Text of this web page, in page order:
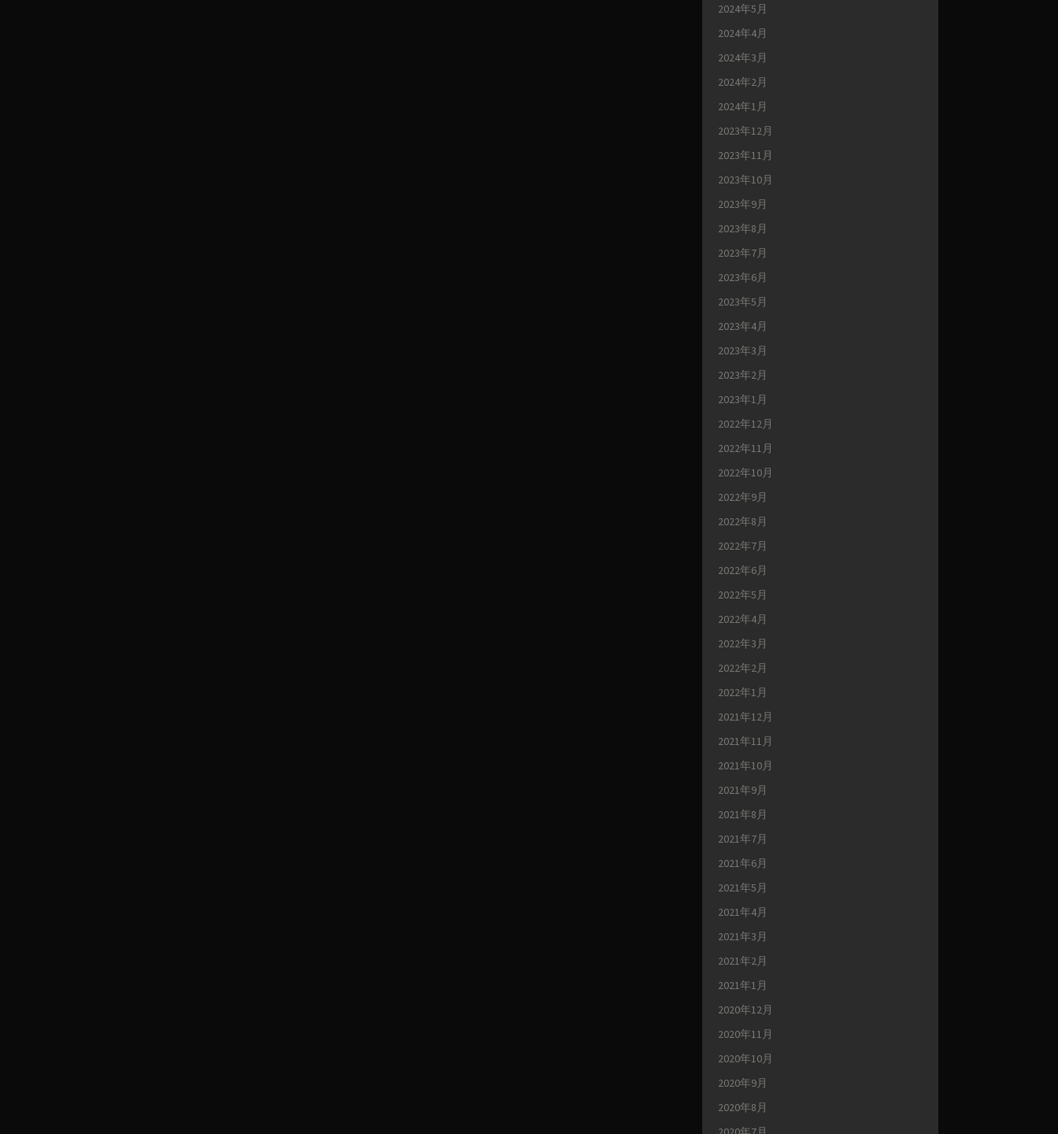
2024年5月
2024年4月
2024年3月
2024年2月
2024年1月
2023年12月
2023年11月
2023年10月
2023年9月
2023年8月
2023年7月
2023年6月
2023年5月
2023年4月
2023年3月
2023年2月
2023年1月
2022年12月
2022年11月
2022年10月
2022年9月
2022年8月
2022年7月
2022年6月
2022年5月
2022年4月
2022年3月
2022年2月
2022年1月
2021年12月
2021年11月
2021年10月
2021年9月
2021年8月
2021年7月
2021年6月
2021年5月
2021年4月
2021年3月
2021年2月
2021年1月
2020年12月
2020年11月
2020年10月
2020年9月
2020年8月